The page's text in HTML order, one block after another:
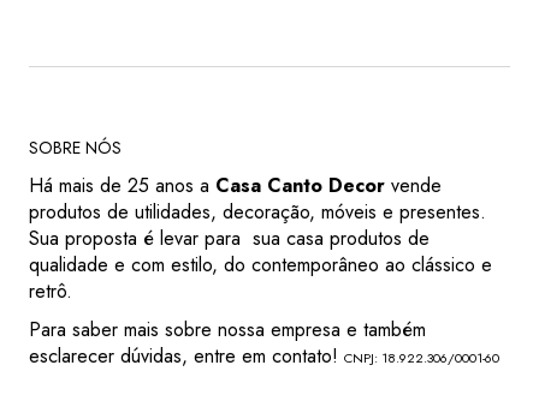
SOBRE NÓS
Há mais de 25 anos a Casa Canto Decor vende
produtos de utilidades, decoração, móveis e presentes.
Sua proposta é levar para sua casa produtos de
qualidade e com estilo, do contemporâneo ao clássico e
retrô.
Para saber mais sobre nossa empresa e também
esclarecer dúvidas, entre em contato! CNPJ: 18.922.306/0001-60